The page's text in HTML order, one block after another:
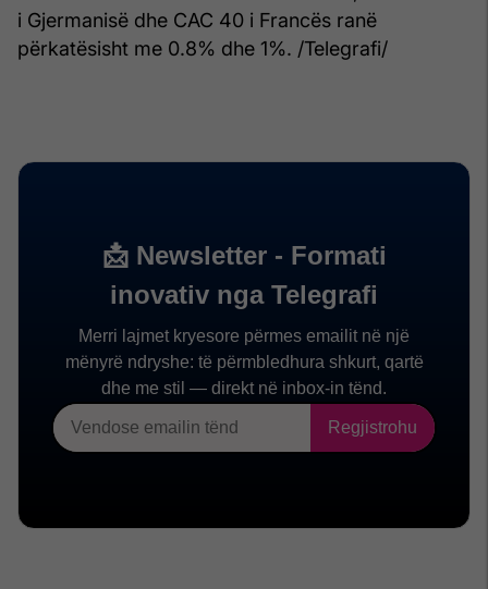
i Gjermanisë dhe CAC 40 i Francës ranë
përkatësisht me 0.8% dhe 1%. /Telegrafi/